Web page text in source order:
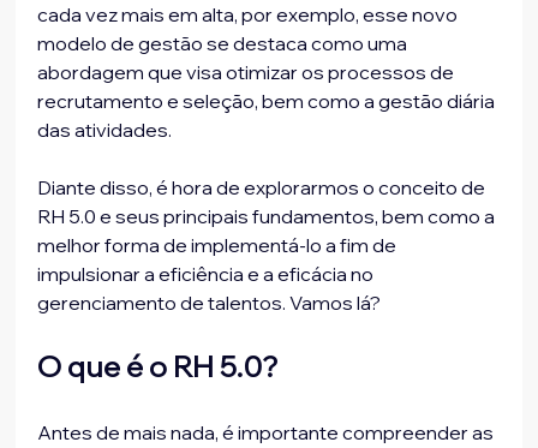
cada vez mais em alta, por exemplo, esse novo
modelo de gestão se destaca como uma
abordagem que visa otimizar os processos de
recrutamento e seleção, bem como a gestão diária
das atividades.
Diante disso, é hora de explorarmos o conceito de
RH 5.0 e seus principais fundamentos, bem como a
melhor forma de implementá-lo a fim de
impulsionar a eficiência e a eficácia no
gerenciamento de talentos. Vamos lá?
O que é o RH 5.0?
Antes de mais nada, é importante compreender as